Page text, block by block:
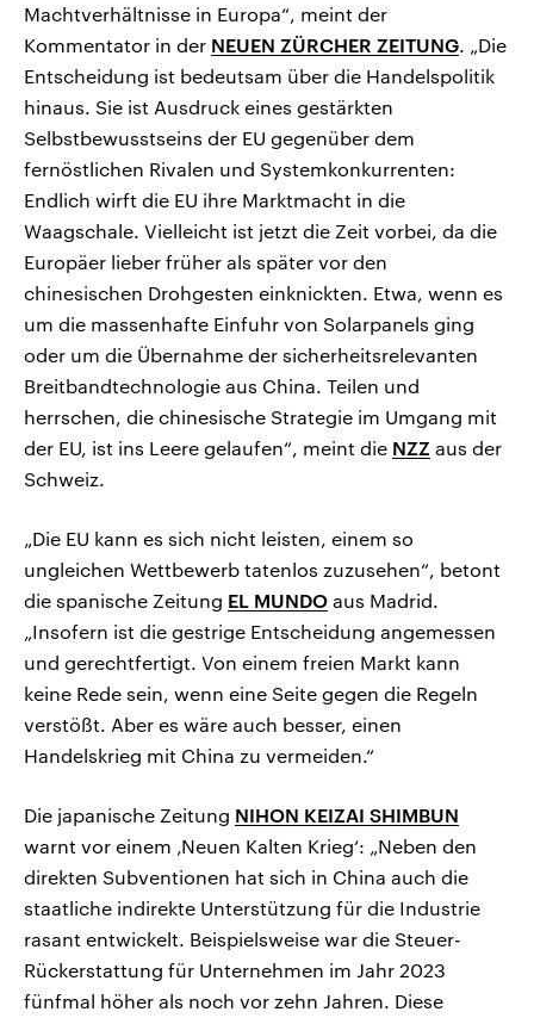
Machtverhältnisse in Europa“, meint der
Kommentator in der NEUEN ZÜRCHER ZEITUNG. „Die
Entscheidung ist bedeutsam über die Handelspolitik
hinaus. Sie ist Ausdruck eines gestärkten
Selbstbewusstseins der EU gegenüber dem
fernöstlichen Rivalen und Systemkonkurrenten:
Endlich wirft die EU ihre Marktmacht in die
Waagschale. Vielleicht ist jetzt die Zeit vorbei, da die
Europäer lieber früher als später vor den
chinesischen Drohgesten einknickten. Etwa, wenn es
um die massenhafte Einfuhr von Solarpanels ging
oder um die Übernahme der sicherheitsrelevanten
Breitbandtechnologie aus China. Teilen und
herrschen, die chinesische Strategie im Umgang mit
der EU, ist ins Leere gelaufen“, meint die NZZ aus der
Schweiz.
„Die EU kann es sich nicht leisten, einem so
ungleichen Wettbewerb tatenlos zuzusehen“, betont
die spanische Zeitung EL MUNDO aus Madrid.
„Insofern ist die gestrige Entscheidung angemessen
und gerechtfertigt. Von einem freien Markt kann
keine Rede sein, wenn eine Seite gegen die Regeln
verstößt. Aber es wäre auch besser, einen
Handelskrieg mit China zu vermeiden.“
Die japanische Zeitung NIHON KEIZAI SHIMBUN
warnt vor einem ‚Neuen Kalten Krieg‘: „Neben den
direkten Subventionen hat sich in China auch die
staatliche indirekte Unterstützung für die Industrie
rasant entwickelt. Beispielsweise war die Steuer-
Rückerstattung für Unternehmen im Jahr 2023
fünfmal höher als noch vor zehn Jahren. Diese